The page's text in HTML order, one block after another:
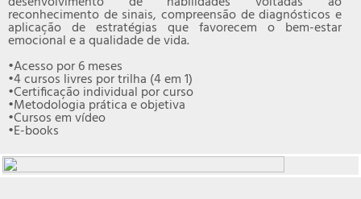
reconhecimento de sinais, compreensão de diagnósticos e
aplicação de estratégias que favorecem o bem-estar
emocional e a qualidade de vida.
•Acesso por 6 meses
•4 cursos livres por trilha (4 em 1)
•Certificação individual por curso
•Metodologia prática e objetiva
•Cursos em vídeo
•E-books